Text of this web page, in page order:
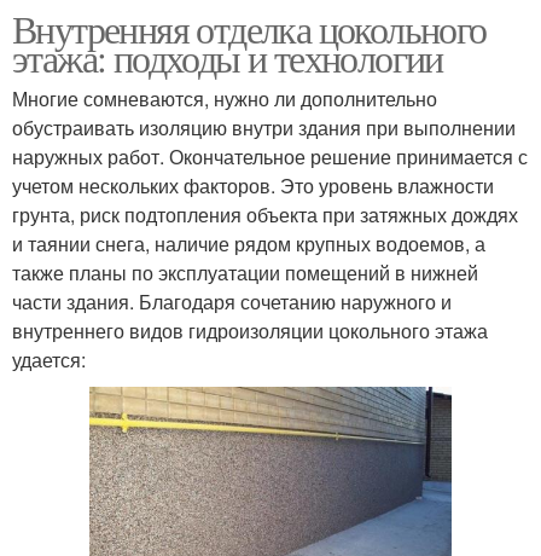
Внутренняя отделка цокольного
этажа: подходы и технологии
Многие сомневаются, нужно ли дополнительно
обустраивать изоляцию внутри здания при выполнении
наружных работ. Окончательное решение принимается с
учетом нескольких факторов. Это уровень влажности
грунта, риск подтопления объекта при затяжных дождях
и таянии снега, наличие рядом крупных водоемов, а
также планы по эксплуатации помещений в нижней
части здания. Благодаря сочетанию наружного и
внутреннего видов гидроизоляции цокольного этажа
удается: